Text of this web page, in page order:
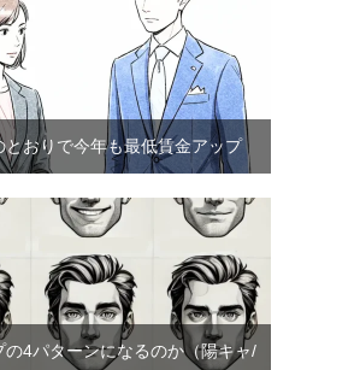
とおりで今年も最低賃金アップ
の4パターンになるのか（陽キャ/